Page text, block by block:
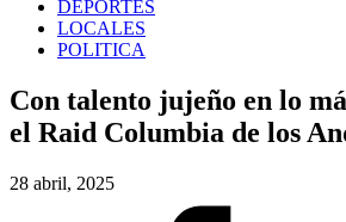
DEPORTES
LOCALES
POLITICA
Con talento jujeño en lo
el Raid Columbia de los
28 abril, 2025